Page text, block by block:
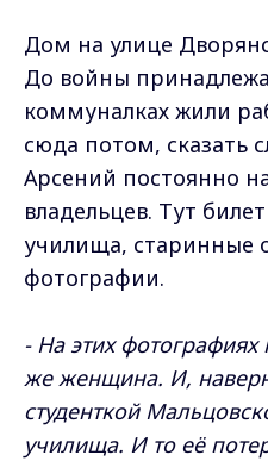
Дом на улице
До войны
коммуналках жили
сюда потом, сказать
Арсений постоянно
владельцев. Тут
училища, старинные
фотографии.
- На этих фотографиях
же женщина. И,
студенткой
училища. И то её